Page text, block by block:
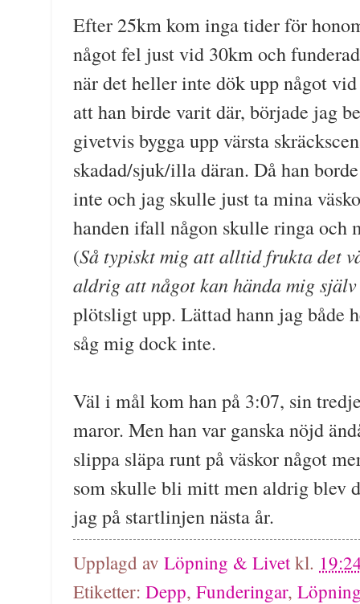
Efter 25km kom inga tider för
något fel just vid 30km och
när det heller inte dök upp något
att han birde varit där, började jag
givetvis bygga upp värsta
skadad/sjuk/illa däran. Då han
inte och jag skulle just ta mina
handen ifall någon skulle ringa och
(Så typiskt mig att alltid frukta det
aldrig att något kan hända mig
plötsligt upp. Lättad hann jag både
såg mig dock inte.
Väl i mål kom han på 3:07, sin
maror. Men han var ganska nöjd
slippa släpa runt på väskor något
som skulle bli mitt men aldrig blev
jag på startlinjen nästa år.
Upplagd av Löpning & Livet kl.
Etiketter: Depp, Funderingar,